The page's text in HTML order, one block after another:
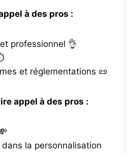
à des pros :
professionnel 👌
et réglementations 📜
appel à des pros :
la personnalisation